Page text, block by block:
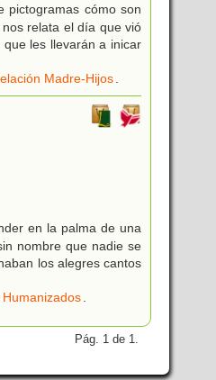
pictogramas cómo son
relata el día que vió
les llevarán a inicar
Madre-Hijos.
en la palma de una
nombre que nadie se
los alegres cantos
.
Pág. 1 de 1.